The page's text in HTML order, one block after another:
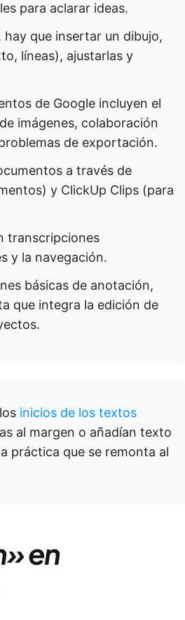
para aclarar ideas.
que insertar un dibujo,
líneas), ajustarlas y
de Google incluyen el
imágenes, colaboración
de exportación.
a través de
y ClickUp Clips (para
transcripciones
y la navegación.
básicas de anotación,
que integra la edición de
inicios de los textos
al margen o añadían texto
práctica que se remonta al
en